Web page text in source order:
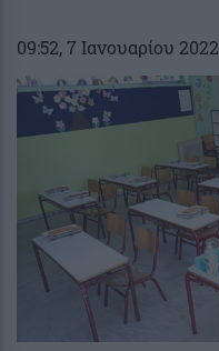
09:52, 7 Ιανουαρίου 2022